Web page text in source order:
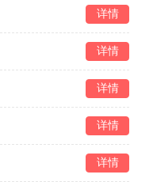
详情
详情
详情
详情
详情